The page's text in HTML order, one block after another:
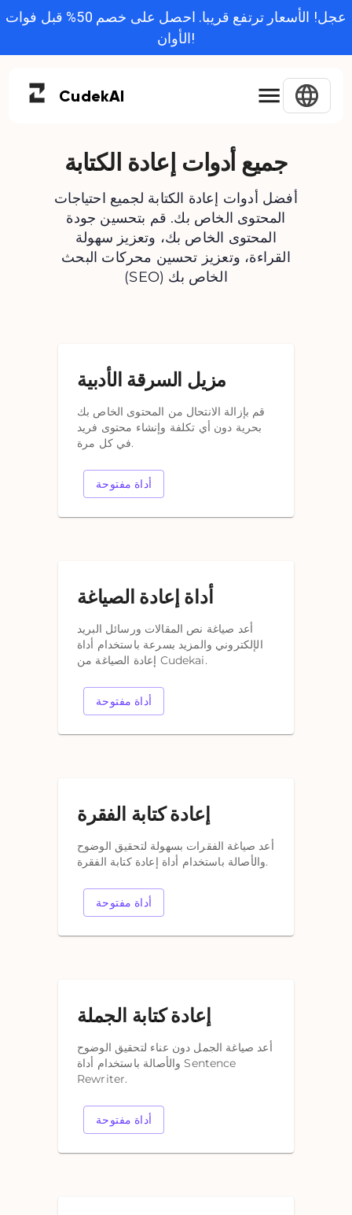
عجل! الأسعار ترتفع قريبا. احصل على خصم 50% قبل فوات
الأوان!
CudekAI
جميع أدوات إعادة الكتابة
أفضل أدوات إعادة الكتابة لجميع احتياجات
المحتوى الخاص بك. قم بتحسين جودة
المحتوى الخاص بك، وتعزيز سهولة
القراءة، وتعزيز تحسين محركات البحث
(SEO) الخاص بك
مزيل السرقة الأدبية
قم بإزالة الانتحال من المحتوى الخاص بك
بحرية دون أي تكلفة وإنشاء محتوى فريد
في كل مرة.
أداة مفتوحة
أداة إعادة الصياغة
أعد صياغة نص المقالات ورسائل البريد
الإلكتروني والمزيد بسرعة باستخدام أداة
إعادة الصياغة من Cudekai.
أداة مفتوحة
إعادة كتابة الفقرة
أعد صياغة الفقرات بسهولة لتحقيق الوضوح
والأصالة باستخدام أداة إعادة كتابة الفقرة.
أداة مفتوحة
إعادة كتابة الجملة
أعد صياغة الجمل دون عناء لتحقيق الوضوح
والأصالة باستخدام أداة Sentence
Rewriter.
أداة مفتوحة